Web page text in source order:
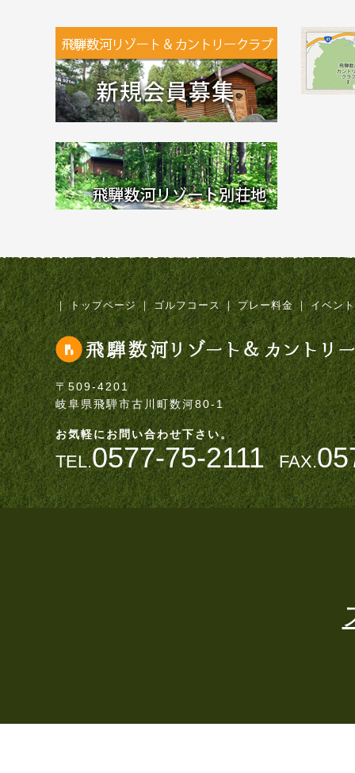
｜ トップページ ｜ ゴルフコース ｜ プレー料金 ｜ イベン
〒509-4201
岐阜県飛騨市古川町数河80-1
お気軽にお問い合わせ下さい。
TEL.0577-75-2111 FAX.